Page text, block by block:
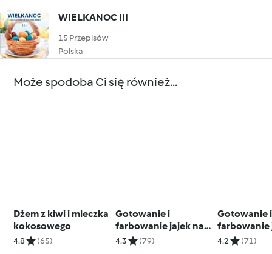
WIELKANOC III
15 Przepisów
Polska
Może spodoba Ci się również...
Dżem z kiwi i mleczka
kokosowego
4.8 (65)
Gotowanie i
farbowanie jajek na
brązowo (łupinami
4.3 (79)
Gotowanie i
farbowanie
żółto
4.2 (71)